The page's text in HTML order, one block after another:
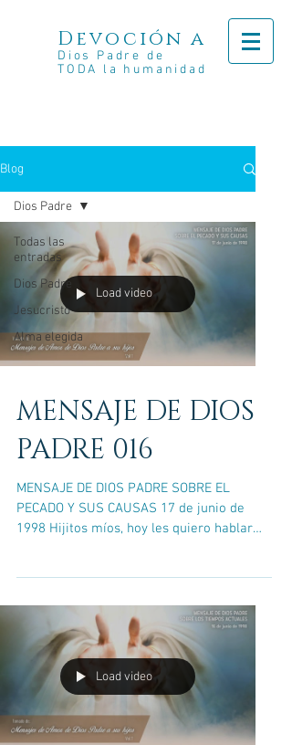
Devoción a
Dios Padre de
TODA la humanidad
Blog
Todas las
entradas
Dios Padre
Jesucristo
Alma elegida
Dios Padre
Load video
MENSAJE DE DIOS
PADRE 016
MENSAJE DE DIOS PADRE SOBRE EL
PECADO Y SUS CAUSAS 17 de junio de
1998 Hijitos míos, hoy les quiero hablar
Load video